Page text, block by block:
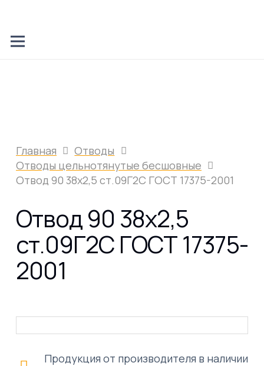
Главная
Отводы
Отводы цельнотянутые бесшовные
Отвод 90 38х2,5 ст.09Г2С ГОСТ 17375-2001
Отвод 90 38х2,5
ст.09Г2С ГОСТ 17375-
2001
Продукция от производителя в наличии